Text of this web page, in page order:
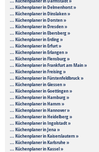
... Küchenplaner in Delmenhorst »
... Küchenplaner in Dinslaken »
... Küchenplaner in Dorsten »
... Küchenplaner in Dresden »
... Küchenplaner in Ebersberg »
... Küchenplaner in Erding »
... Küchenplaner in Erfurt »
... Küchenplaner in Erlangen »
... Küchenplaner in Flensburg »
... Küchenplaner in Frankfurt am Main »
... Küchenplaner in Freising »
... Küchenplaner in Fürstenfeldbruck »
... Küchenplaner in Giessen »
... Küchenplaner in Goettingen »
... Küchenplaner in Hamburg »
... Küchenplaner in Hamm »
... Küchenplaner in Hannover »
... Küchenplaner in Heidelberg »
... Küchenplaner in Ingolstadt »
... Küchenplaner in Jena »
... Küchenplaner in Kaiserslautern »
... Küchenplaner in Karlsruhe »
... Küchenplaner in Kassel »